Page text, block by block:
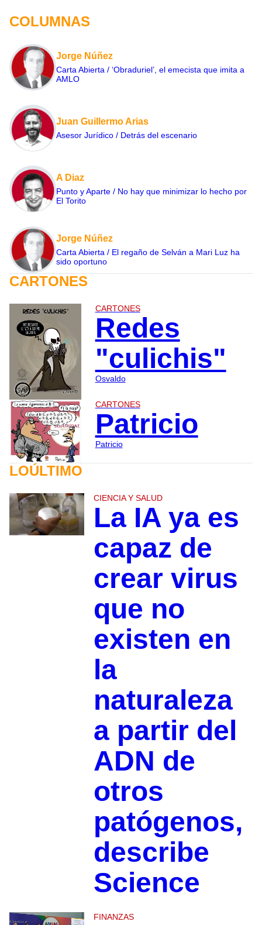
COLUMNAS
Jorge Núñez
Carta Abierta / ‘Obraduriel’, el emecista que imita a
AMLO
Juan Guillermo Arias
Asesor Jurídico / Detrás del escenario
A Diaz
Punto y Aparte / No hay que minimizar lo hecho por
El Torito
Jorge Núñez
Carta Abierta / El regaño de Selván a Mari Luz ha
sido oportuno
CARTONES
CARTONES
Redes
"culichis"
Osvaldo
CARTONES
Patricio
Patricio
LOÚLTIMO
CIENCIA Y SALUD
La IA ya es
capaz de
crear virus
que no
existen en
la
naturaleza
a partir del
ADN de
otros
patógenos,
describe
Science
FINANZAS